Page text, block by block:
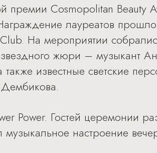
премии Cosmopolitan Beauty
лауреатов прошло
На мероприятии
жюри – музыкант
известные светские
Power. Гостей церемонии
настроение